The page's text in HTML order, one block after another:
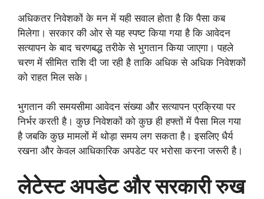
अधिकतर निवेशकों के मन में यही सवाल होता है कि पैसा कब
मिलेगा। सरकार की ओर से यह स्पष्ट किया गया है कि आवेदन
सत्यापन के बाद चरणबद्ध तरीके से भुगतान किया जाएगा। पहले
चरण में सीमित राशि दी जा रही है ताकि अधिक से अधिक निवेशकों
को राहत मिल सके।
भुगतान की समयसीमा आवेदन संख्या और सत्यापन प्रक्रिया पर
निर्भर करती है। कुछ निवेशकों को कुछ ही हफ्तों में पैसा मिल गया
है जबकि कुछ मामलों में थोड़ा समय लग सकता है। इसलिए धैर्य
रखना और केवल आधिकारिक अपडेट पर भरोसा करना जरूरी है।
लेटेस्ट अपडेट और सरकारी रुख